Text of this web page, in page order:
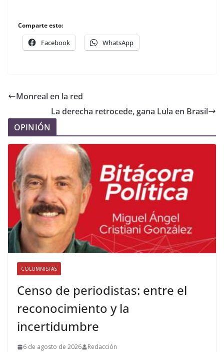
Comparte esto:
Facebook WhatsApp
Monreal en la red
La derecha retrocede, gana Lula en Brasil
OPINIÓN
COLUMNISTAS
Censo de periodistas: entre el
reconocimiento y la
incertidumbre
6 de agosto de 2026 Redacción